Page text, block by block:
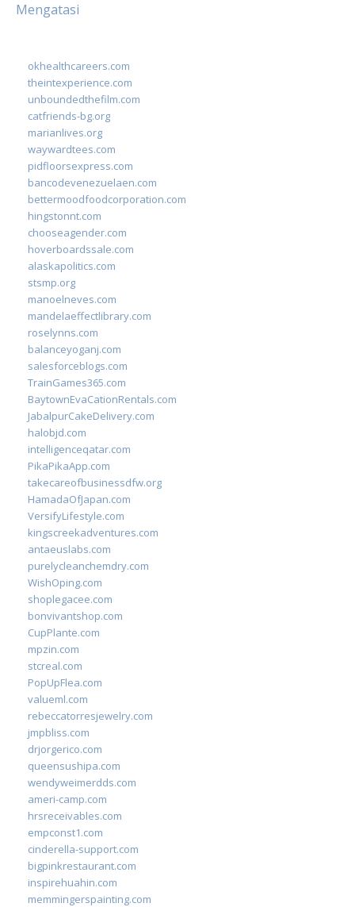
Mengatasi
okhealthcareers.com
theintexperience.com
unboundedthefilm.com
catfriends-bg.org
marianlives.org
waywardtees.com
pidfloorsexpress.com
bancodevenezuelaen.com
bettermoodfoodcorporation.com
hingstonnt.com
chooseagender.com
hoverboardssale.com
alaskapolitics.com
stsmp.org
manoelneves.com
mandelaeffectlibrary.com
roselynns.com
balanceyoganj.com
salesforceblogs.com
TrainGames365.com
BaytownEvaCationRentals.com
JabalpurCakeDelivery.com
halobjd.com
intelligenceqatar.com
PikaPikaApp.com
takecareofbusinessdfw.org
HamadaOfJapan.com
VersifyLifestyle.com
kingscreekadventures.com
antaeuslabs.com
purelycleanchemdry.com
WishOping.com
shoplegacee.com
bonvivantshop.com
CupPlante.com
mpzin.com
stcreal.com
PopUpFlea.com
valueml.com
rebeccatorresjewelry.com
jmpbliss.com
drjorgerico.com
queensushipa.com
wendyweimerdds.com
ameri-camp.com
hrsreceivables.com
empconst1.com
cinderella-support.com
bigpinkrestaurant.com
inspirehuahin.com
memmingerspainting.com